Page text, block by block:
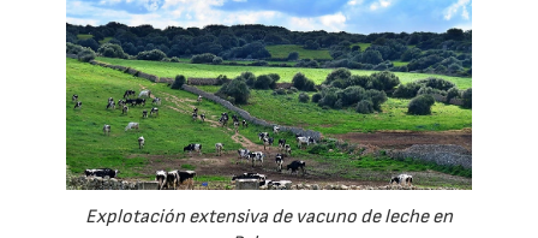
Explotación extensiva de vacuno de leche en